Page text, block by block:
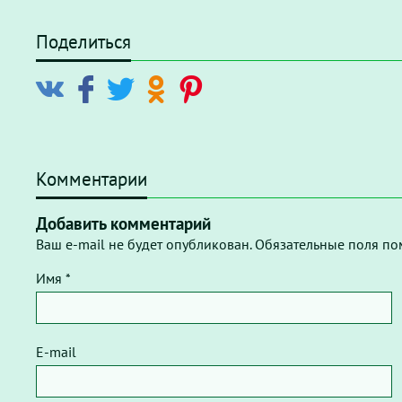
Поделиться
Комментарии
Добавить комментарий
Ваш e-mail не будет опубликован. Обязательные поля
Имя *
E-mail